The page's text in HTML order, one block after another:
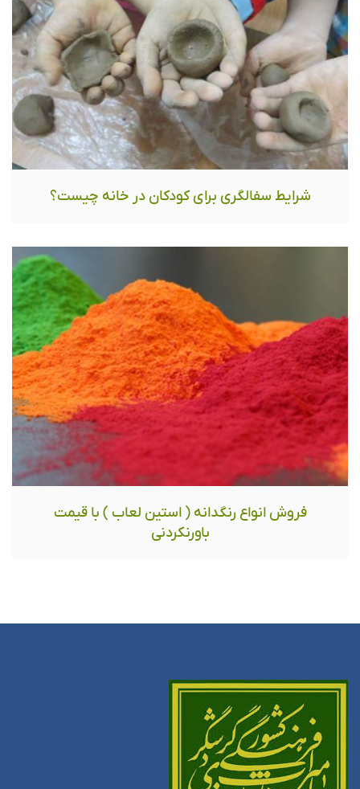
شرایط سفالگری برای کودکان در خانه چیست؟
فروش انواع رنگدانه ( استین لعاب ) با قیمت
باورنکردنی